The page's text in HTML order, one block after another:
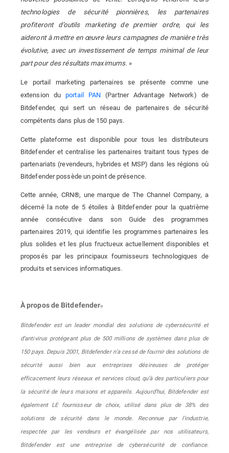
technologies de sécurité pionnières, les partenaires
profiteront d’outils marketing de premier ordre, qui les
aideront à mettre en œuvre leurs campagnes de manière très
évolutive, avec un investissement de temps minimal de leur
part pour des résultats maximums. »
Le portail marketing partenaires se présente comme une
extension duportail PAN (Partner Advantage Network) de
Bitdefender, qui sert un réseau de partenaires de sécurité
compétents dans plus de 150 pays.
Cette plateforme est disponible pour tous les distributeurs
Bitdefender et centralise les partenaires traitant tous types de
partenariats (revendeurs, hybrides et MSP) dans les régions où
Bitdefender possède un point de présence.
Cette année, CRN®, une marque de The Channel Company, a
décerné la note de 5 étoiles à Bitdefender pour la quatrième
année consécutive dans son Guide des programmes
partenaires 2019, qui identifie les programmes partenaires les
plus solides et les plus fructueux actuellement disponibles et
proposés par les principaux fournisseurs technologiques de
produits et services informatiques.
À propos de Bitdefender®
Bitdefender est un leader mondial des solutions de cybersécurité et
d’antivirus protégeant plus de 500 millions de systèmes dans plus de
150 pays. Depuis 2001, Bitdefender n’a cessé de fournir des solutions de
sécurité aussi bien aux entreprises désireuses de protéger
efficacement leurs réseaux et services cloud, qu’à des particuliers pour
la sécurité de leurs maisons et appareils. Aujourd'hui, Bitdefender est
également LE fournisseur de choix, utilisé dans plus de 38% des
solutions de sécurité dans le monde. Reconnue par l'industrie,
respectée par les vendeurs et évangélisée par nos utilisateurs,
Bitdefender est une entreprise de cybersécurité de confiance.